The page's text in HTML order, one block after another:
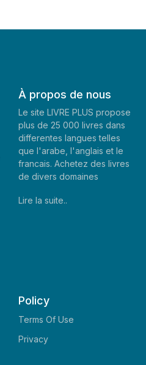
À propos de nous
Le site LIVRE PLUS propose
plus de 25 000 livres dans
differentes langues telles
que l'arabe, l'anglais et le
francais. Achetez des livres
de divers domaines
Lire la suite..
Policy
Terms Of Use
Privacy